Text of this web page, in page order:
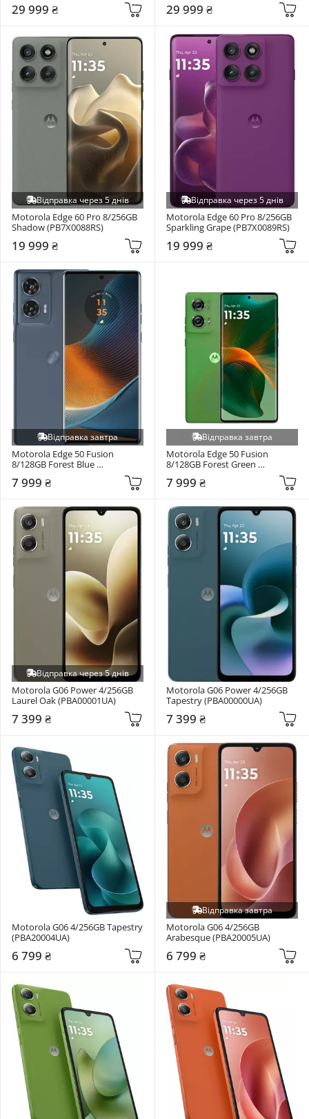
29 999 ₴ 29 999 ₴
Відправка через 5 днів
Motorola Edge 60 Pro 8/256GB
Shadow (PB7X0088RS)
19 999 ₴
Відправка через 5 днів
Motorola Edge 60 Pro 8/256GB
Sparkling Grape (PB7X0089RS)
19 999 ₴
Відправка завтра
Motorola Edge 50 Fusion
8/128GB Forest Blue
7 999 ₴
Відправка завтра
Motorola Edge 50 Fusion
8/128GB Forest Green
7 999 ₴
Відправка через 5 днів
Motorola G06 Power 4/256GB
Laurel Oak (PBA00001UA)
7 399 ₴
Motorola G06 Power 4/256GB
Tapestry (PBA00000UA)
7 399 ₴
Motorola G06 4/256GB Tapestry
(PBA20004UA)
6 799 ₴
Відправка завтра
Motorola G06 4/256GB
Arabesque (PBA20005UA)
6 799 ₴